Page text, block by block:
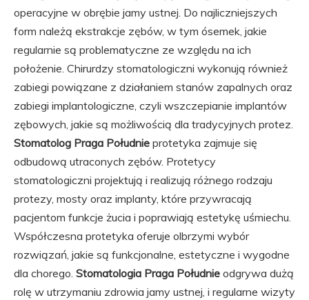
operacyjne w obrębie jamy ustnej. Do najliczniejszych
form należą ekstrakcje zębów, w tym ósemek, jakie
regularnie są problematyczne ze względu na ich
położenie. Chirurdzy stomatologiczni wykonują również
zabiegi powiązane z działaniem stanów zapalnych oraz
zabiegi implantologiczne, czyli wszczepianie implantów
zębowych, jakie są możliwością dla tradycyjnych protez.
Stomatolog Praga Południe protetyka zajmuje się
odbudową utraconych zębów. Protetycy
stomatologiczni projektują i realizują różnego rodzaju
protezy, mosty oraz implanty, które przywracają
pacjentom funkcje żucia i poprawiają estetykę uśmiechu.
Współczesna protetyka oferuje olbrzymi wybór
rozwiązań, jakie są funkcjonalne, estetyczne i wygodne
dla chorego. Stomatologia Praga Południe odgrywa dużą
rolę w utrzymaniu zdrowia jamy ustnej, i regularne wizyty